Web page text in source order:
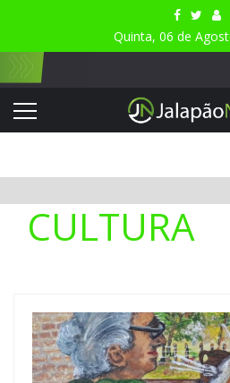
Quinta, 06 de
CULTURA